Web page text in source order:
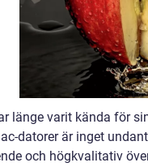
länge varit kända för
datorer är inget
och högkvalitativ